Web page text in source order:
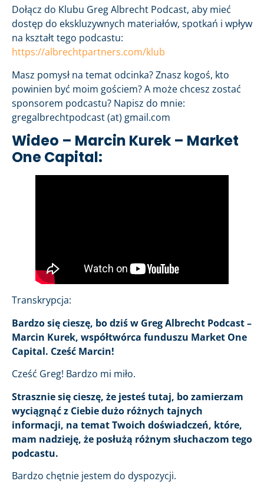
Dołącz do Klubu Greg Albrecht Podcast, aby mieć
dostęp do ekskluzywnych materiałów, spotkań i wpływ
na kształt tego podcastu:
https://albrechtpartners.com/klub
Masz pomysł na temat odcinka? Znasz kogoś, kto
powinien być moim gościem? A może chcesz zostać
sponsorem podcastu? Napisz do mnie:
gregalbrechtpodcast (at) gmail.com
Wideo – Marcin Kurek – Market
One Capital:
Transkrypcja:
Bardzo się cieszę, bo dziś w Greg Albrecht Podcast –
Marcin Kurek, współtwórca funduszu Market One
Capital. Cześć Marcin!
Cześć Greg! Bardzo mi miło.
Strasznie się cieszę, że jesteś tutaj, bo zamierzam
wyciągnąć z Ciebie dużo różnych tajnych
informacji, na temat Twoich doświadczeń, które,
mam nadzieję, że posłużą różnym słuchaczom tego
podcastu.
Bardzo chętnie jestem do dyspozycji.